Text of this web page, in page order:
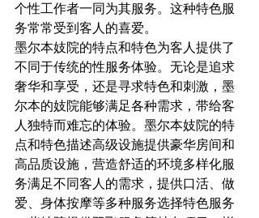
个性工作者一同为其服务。这种特色服
务常常受到客人的喜爱。
墨尔本妓院的特点和特色为客人提供了
不同于传统的性服务体验。无论是追求
奢华和享受，还是寻求特色和刺激，墨
尔本的妓院能够满足各种需求，带给客
人独特而难忘的体验。墨尔本妓院的特
点和特色描述高级设施提供豪华房间和
高品质设施，营造舒适的环境多样化服
务满足不同客人的需求，提供口活、做
爱、身体按摩等多种服务选择特色服务